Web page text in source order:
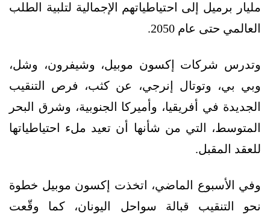
مليار برميل إلى احتياطياتهم الإجمالية لتلبية الطلب
العالمي حتى عام 2050.
وتدرس شركات إكسون موبيل، وشيفرون، وشل،
وبي بي، وتوتال إنرجي، عن كثب، فرص التنقيب
الجديدة في أفريقيا، وأميركا الجنوبية، وشرق البحر
المتوسط، التي من شأنها أن تعيد ملء احتياطياتها
للعقد المقبل.
وفي الأسبوع الماضي، اتخذت إكسون موبيل خطوة
نحو التنقيب قبالة سواحل اليونان، كما وقّعت